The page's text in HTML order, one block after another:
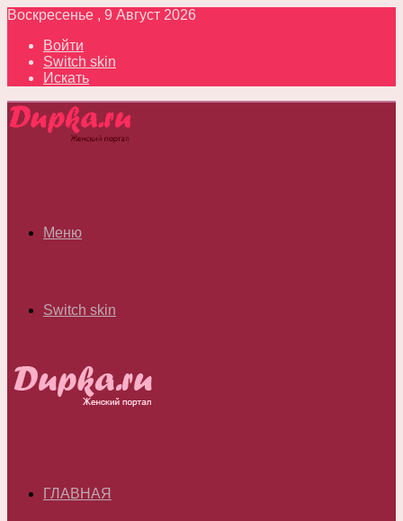
Воскресенье , 9 Август 2026
Войти
Switch skin
Искать
Меню
Switch skin
ГЛАВНАЯ